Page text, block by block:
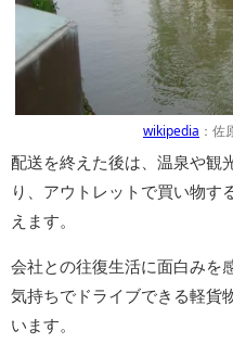
wikipedia ：
配送を終えた後は、温泉や観
り、アウトレットで買い物す
えます。
会社との往復生活に面白みを
気持ちでドライブできる軽貨
います。